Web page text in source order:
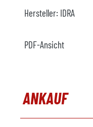
Hersteller: IDRA
PDF-Ansicht
ANKAUF